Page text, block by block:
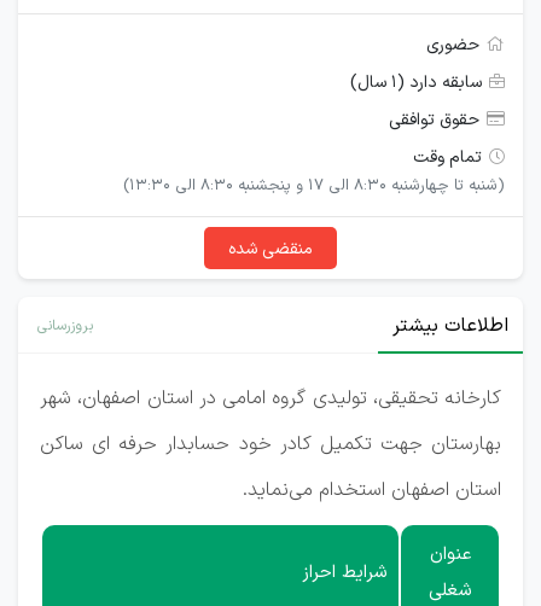
حضوری
سابقه دارد (۱ سال)
حقوق توافقی
تمام وقت
(شنبه تا چهارشنبه 8:30 الی 17 و پنجشنبه 8:30 الی 13:30)
منقضی شده
اطلاعات بیشتر بروزرسانی
کارخانه تحقیقی، تولیدی گروه امامی در استان اصفهان، شهر
بهارستان جهت تکمیل کادر خود حسابدار حرفه ای ساکن
استان اصفهان استخدام می‌نماید.
عنوان
شغلی
شرایط احراز